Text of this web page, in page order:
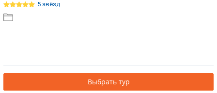
5 звёзд
Выбрать тур